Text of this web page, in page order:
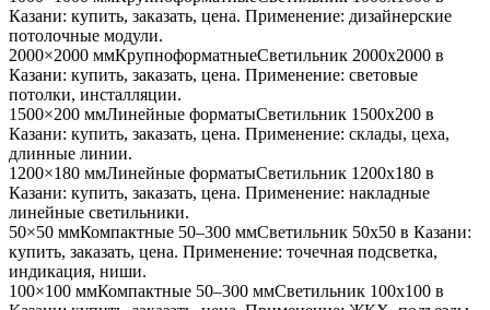
Казани: купить, заказать, цена. Применение: дизайнерские
потолочные модули.
2000×2000 ммКрупноформатныеСветильник 2000x2000 в
Казани: купить, заказать, цена. Применение: световые
потолки, инсталляции.
1500×200 ммЛинейные форматыСветильник 1500x200 в
Казани: купить, заказать, цена. Применение: склады, цеха,
длинные линии.
1200×180 ммЛинейные форматыСветильник 1200x180 в
Казани: купить, заказать, цена. Применение: накладные
линейные светильники.
50×50 ммКомпактные 50–300 ммСветильник 50x50 в Казани:
купить, заказать, цена. Применение: точечная подсветка,
индикация, ниши.
100×100 ммКомпактные 50–300 ммСветильник 100x100 в